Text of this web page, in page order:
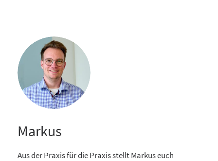
Markus
Aus der Praxis für die Praxis stellt Markus euch